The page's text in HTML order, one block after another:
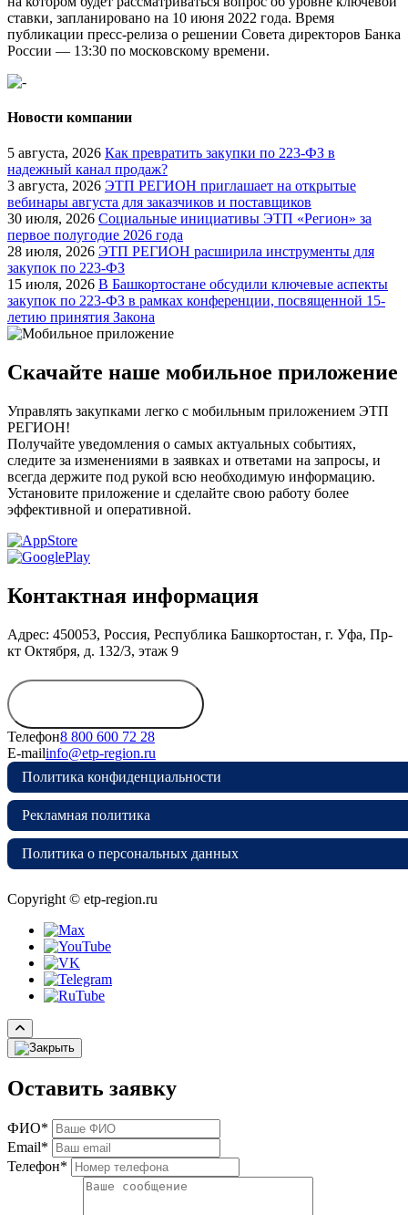
ставки, запланировано на 10 июня 2022 года. Время
публикации пресс-релиза о решении Совета директоров Банка
России — 13:30 по московскому времени.
Новости компании
5 августа, 2026 Как превратить закупки по 223-ФЗ в
надежный канал продаж?
3 августа, 2026 ЭТП РЕГИОН приглашает на открытые
вебинары августа для заказчиков и поставщиков
30 июля, 2026 Социальные инициативы ЭТП «Регион» за
первое полугодие 2026 года
28 июля, 2026 ЭТП РЕГИОН расширила инструменты для
закупок по 223-ФЗ
15 июля, 2026 В Башкортостане обсудили ключевые аспекты
закупок по 223-ФЗ в рамках конференции, посвященной 15-
летию принятия Закона
Скачайте наше мобильное приложение
Управлять закупками легко с мобильным приложением ЭТП
РЕГИОН!
Получайте уведомления о самых актуальных событиях,
следите за изменениями в заявках и ответами на запросы, и
всегда держите под рукой всю необходимую информацию.
Установите приложение и сделайте свою работу более
эффективной и оперативной.
Контактная информация
Адрес: 450053, Россия, Республика Башкортостан, г. Уфа, Пр-
кт Октября, д. 132/3, этаж 9
Телефон8 800 600 72 28
E-mailinfo@etp-region.ru
Политика конфиденциальности
Рекламная политика
Политика о персональных данных
Copyright © etp-region.ru
Оставить заявку
ФИО*
Email*
Телефон*